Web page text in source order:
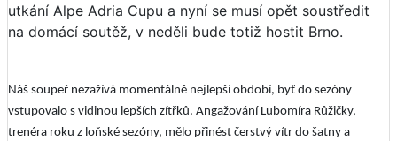
utkání Alpe Adria Cupu a nyní se musí opět soustředit
na domácí soutěž, v neděli bude totiž hostit Brno.
Náš soupeř nezažívá momentálně nejlepší období, byť do sezóny
vstupovalo s vidinou lepších zítřků. Angažování Lubomíra Růžičky,
trenéra roku z loňské sezóny, mělo přinést čerstvý vítr do šatny a